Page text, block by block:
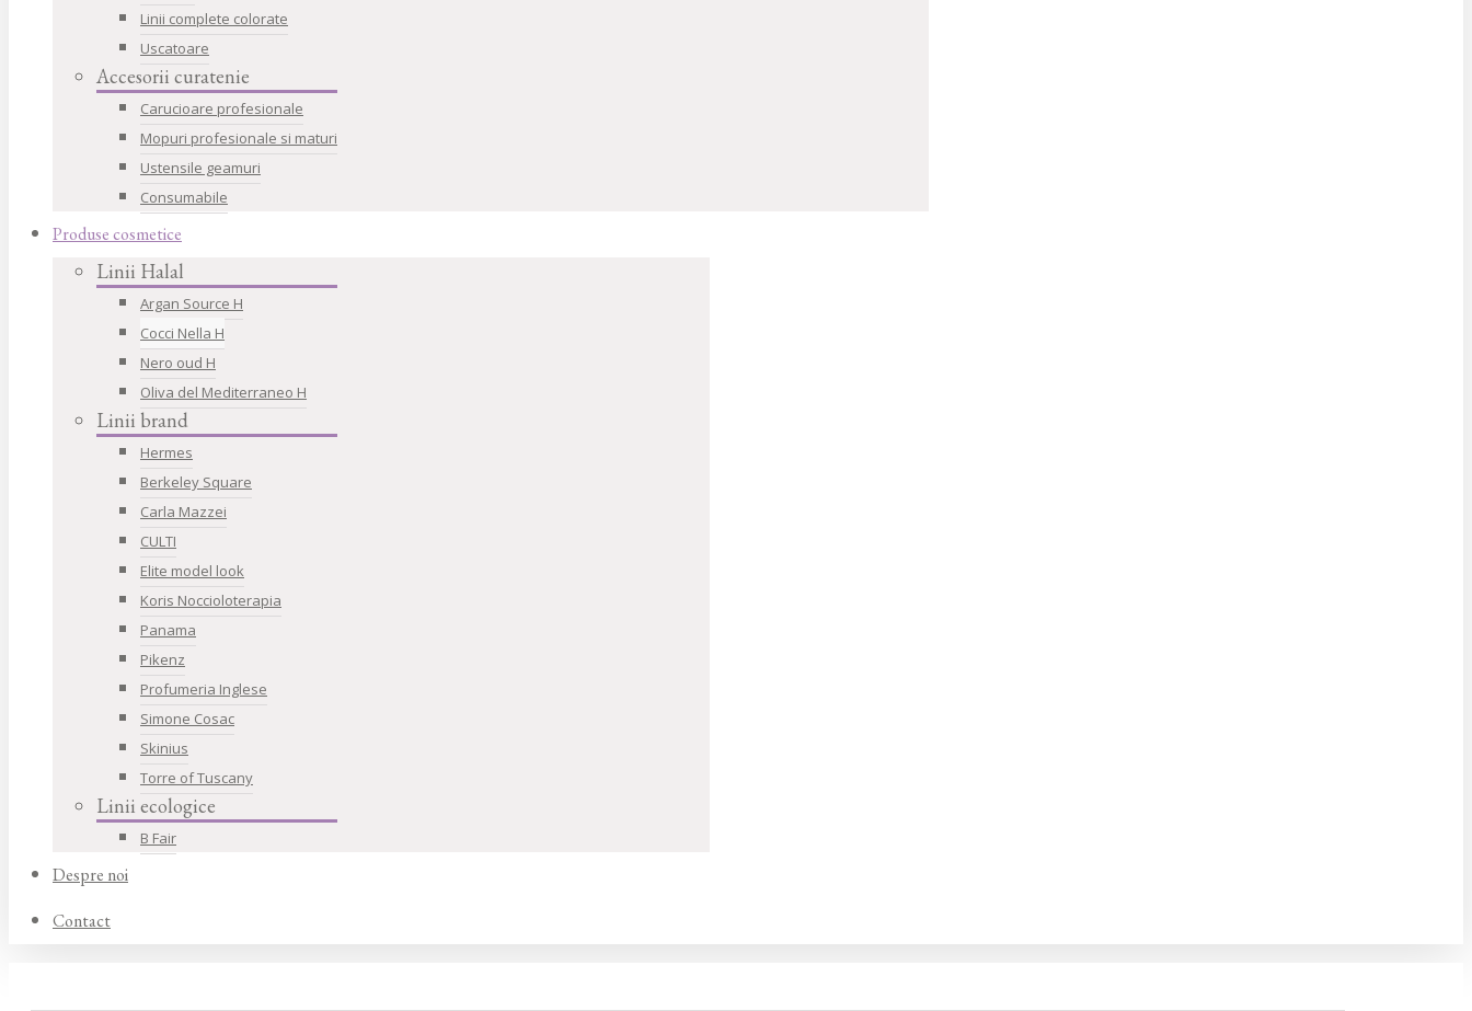
Linii complete colorate
Uscatoare
Accesorii curatenie
Carucioare profesionale
Mopuri profesionale si maturi
Ustensile geamuri
Consumabile
Produse cosmetice
Linii Halal
Argan Source H
Cocci Nella H
Nero oud H
Oliva del Mediterraneo H
Linii brand
Hermes
Berkeley Square
Carla Mazzei
CULTI
Elite model look
Koris Noccioloterapia
Panama
Pikenz
Profumeria Inglese
Simone Cosac
Skinius
Torre of Tuscany
Linii ecologice
B Fair
Despre noi
Contact